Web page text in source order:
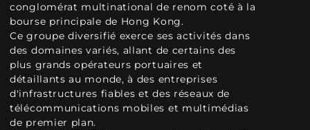
conglomérat multinational de renom coté à la
bourse principale de Hong Kong.
Ce groupe diversifié exerce ses activités dans
des domaines variés, allant de certains des
plus grands opérateurs portuaires et
détaillants au monde, à des entreprises
d'infrastructures fiables et des réseaux de
télécommunications mobiles et multimédias
de premier plan.